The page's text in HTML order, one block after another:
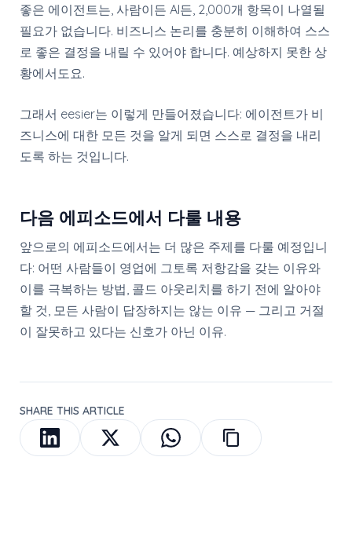
좋은 에이전트는, 사람이든 AI든, 2,000개 항목이 나열될
필요가 없습니다. 비즈니스 논리를 충분히 이해하여 스스
로 좋은 결정을 내릴 수 있어야 합니다. 예상하지 못한 상
황에서도요.
그래서 eesier는 이렇게 만들어졌습니다: 에이전트가 비
즈니스에 대한 모든 것을 알게 되면 스스로 결정을 내리
도록 하는 것입니다.
다음 에피소드에서 다룰 내용
앞으로의 에피소드에서는 더 많은 주제를 다룰 예정입니
다: 어떤 사람들이 영업에 그토록 저항감을 갖는 이유와
이를 극복하는 방법, 콜드 아웃리치를 하기 전에 알아야
할 것, 모든 사람이 답장하지는 않는 이유 — 그리고 거절
이 잘못하고 있다는 신호가 아닌 이유.
SHARE THIS ARTICLE